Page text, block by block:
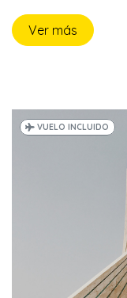
Ver más
VUELO INCLUIDO